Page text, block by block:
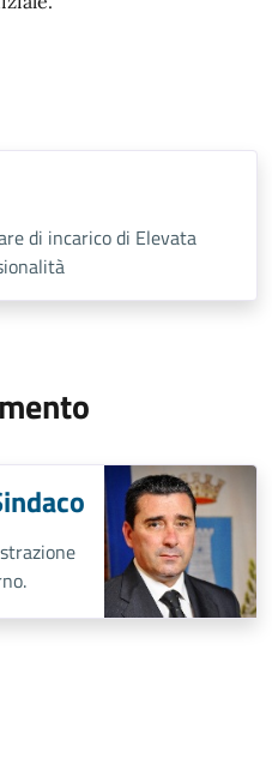
di incarico di Elevata